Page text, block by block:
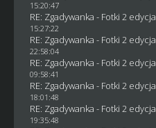
15:20:47
RE: Zgadywanka - Fotki 2 edycja
15:27:22
RE: Zgadywanka - Fotki 2 edycja
22:58:04
RE: Zgadywanka - Fotki 2 edycja
09:58:41
RE: Zgadywanka - Fotki 2 edycja
18:01:48
RE: Zgadywanka - Fotki 2 edycja
19:35:48